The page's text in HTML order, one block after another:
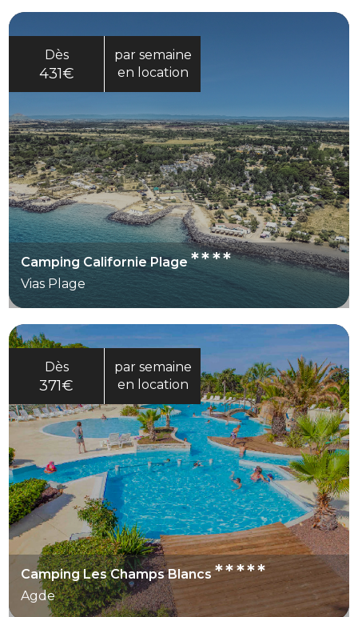
Dès
431€
par semaine
en location
Camping Californie Plage****
Vias Plage
Dès
371€
par semaine
en location
Camping Les Champs Blancs*****
Agde